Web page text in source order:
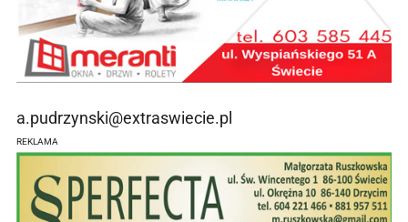
a.pudrzynski@extraswiecie.pl
REKLAMA